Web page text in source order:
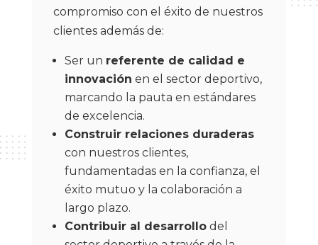
compromiso con el éxito de nuestros
clientes además de:
Ser un referente de calidad e
innovación en el sector deportivo,
marcando la pauta en estándares
de excelencia.
Construir relaciones duraderas
con nuestros clientes,
fundamentadas en la confianza, el
éxito mutuo y la colaboración a
largo plazo.
Contribuir al desarrollodel